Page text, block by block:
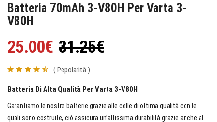
Batteria 70mAh 3-V80H Per Varta 3-
V80H
25.00€ 31.25€
( Pepolarità )
Batteria Di Alta Qualità Per Varta 3-V80H
Garantiamo le nostre batterie grazie alle celle di ottima qualità con le
quali sono costruite, ciò assicura un’altissima durabilità grazie anche al